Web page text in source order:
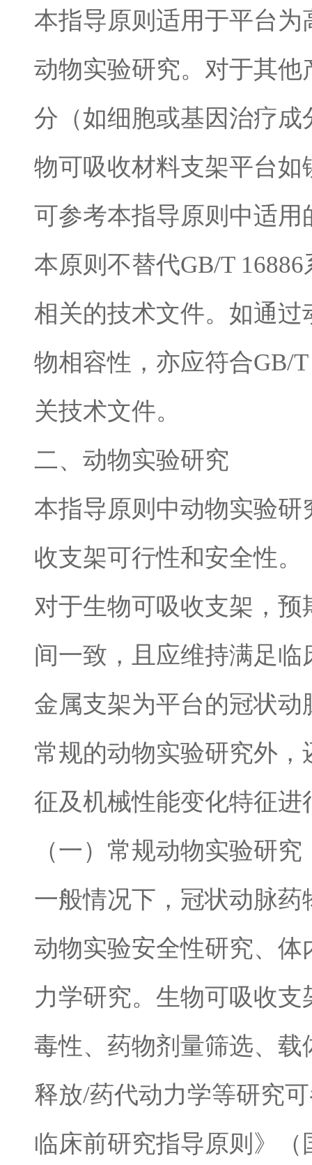
本指导原则适用于平台
动物实验研究。对于其
分（如细胞或基因治疗
物可吸收材料支架平台
可参考本指导原则中适
本原则不替代GB/T 16886
相关的技术文件。如通
物相容性，亦应符合GB/
关技术文件。
二、动物实验研究
本指导原则中动物实验
收支架可行性和安全性。
对于生物可吸收支架，
间一致，且应维持满足
金属支架为平台的冠状
常规的动物实验研究外
征及机械性能变化特征进
（一）常规动物实验研究
一般情况下，冠状动脉
动物实验安全性研究、
力学研究。生物可吸收
毒性、药物剂量筛选、
释放/药代动力学等研究
临床前研究指导原则》